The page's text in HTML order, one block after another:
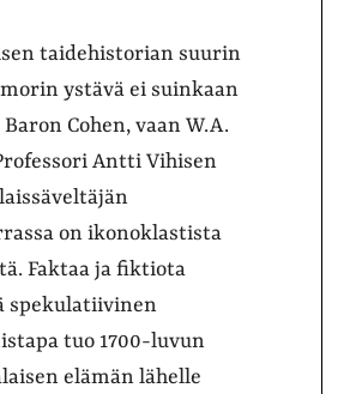
taidehistorian suurin
ystävä ei suinkaan
Baron Cohen, vaan W.A.
Antti Vihisen
on ikonoklastista
Faktaa ja fiktiota
spekulatiivinen
tuo 1700-luvun
elämän lähelle